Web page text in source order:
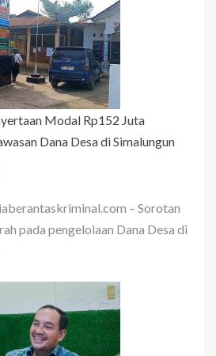
Modal Rp152 Juta
Dana Desa di Simalungun
– Sorotan
pada pengelolaan Dana Desa di